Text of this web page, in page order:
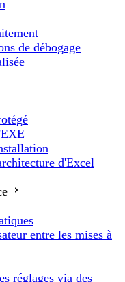
de débogage
d'Excel
entre les mises à
réglages via des